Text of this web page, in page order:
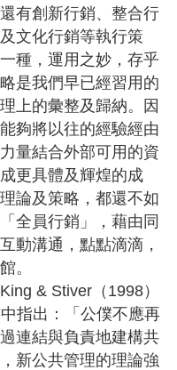
創新行銷、整合行
文化行銷等執行策
種，運用之妙，存乎
是我們早已經習用的
上的彙整及歸納。因
夠將以往的經驗經由
量結合外部可用的資
更具體及輝煌的成
論及策略，都還不如
全員行銷」，藉由同
動溝通，點點滴滴，
。
& Stiver（1998）
指出：「公僕不應再
連結與負責地建構共
新公共管理的理論強